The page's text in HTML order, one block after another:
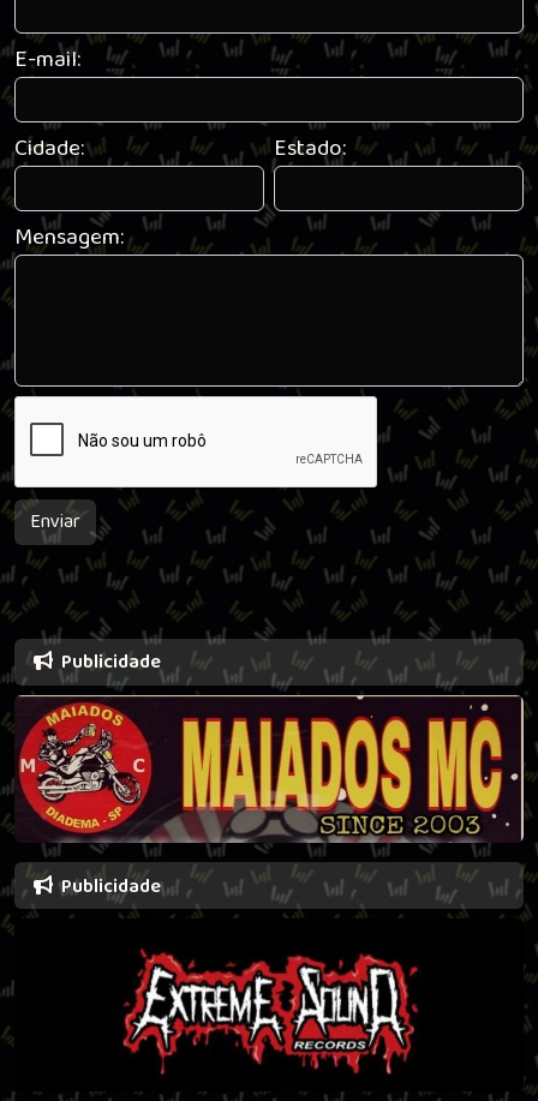
E-mail:
Cidade: Estado:
Mensagem:
Enviar
Publicidade
Publicidade